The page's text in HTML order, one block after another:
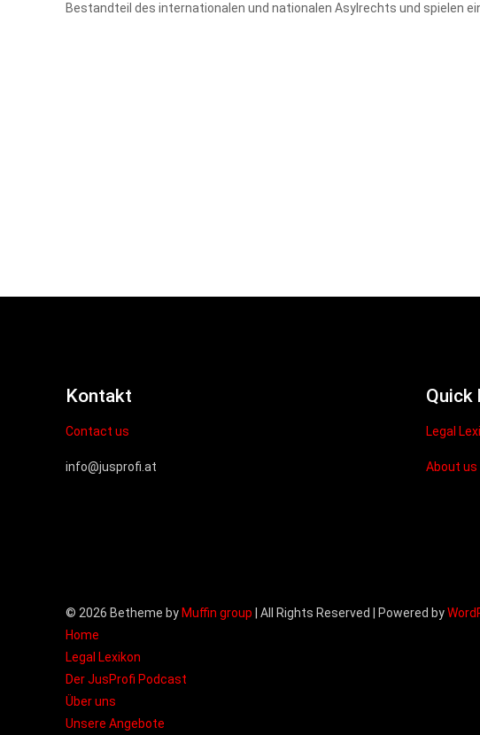
Bestandteil des internationalen und nationalen Asylrechts und spielen
Kontakt
Contact us
info@jusprofi.at
Quick
Legal
About us
© 2026 Betheme by Muffin group | All Rights Reserved | Powered by
Home
Legal Lexikon
Der JusProfi Podcast
Über uns
Unsere Angebote